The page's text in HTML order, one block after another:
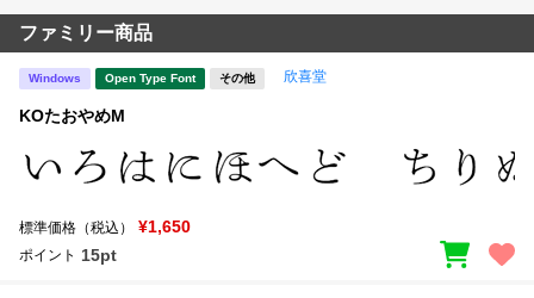
ファミリー商品
Windows Open Type Font その他 欣喜堂
KOたおやめM
標準価格（税込） ¥1,650
ポイント 15pt